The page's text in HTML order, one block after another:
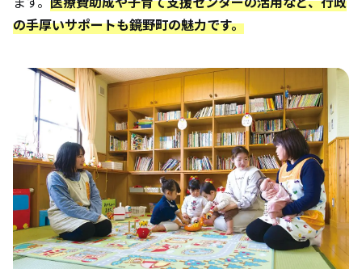
の手厚いサポートも鏡野町の魅力です。